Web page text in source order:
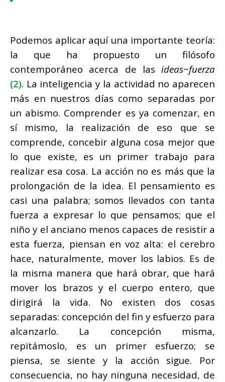
Podemos aplicar aquí una importante teoría:
la que ha propuesto un filósofo
contemporáneo acerca de las ideas~fuerza
(2). La inteligencia y la actividad no aparecen
más en nuestros días como separadas por
un abismo. Comprender es ya comenzar, en
sí mismo, la realización de eso que se
comprende, concebir alguna cosa mejor que
lo que existe, es un primer trabajo para
realizar esa cosa. La acción no es más que la
prolongación de la idea. El pensamiento es
casi una palabra; somos llevados con tanta
fuerza a expresar lo que pensamos; que el
niño y el anciano menos capaces de resistir a
esta fuerza, piensan en voz alta: el cerebro
hace, naturalmente, mover los labios. Es de
la misma manera que hará obrar, que hará
mover los brazos y el cuerpo entero, que
dirigirá la vida. No existen dos cosas
separadas: concepción del fin y esfuerzo para
alcanzarlo. La concepción misma,
repitámoslo, es un primer esfuerzo; se
piensa, se siente y la acción sigue. Por
consecuencia, no hay ninguna necesidad, de